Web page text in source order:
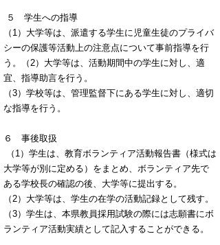
５ 学生への指導
（1）大学等は、派遣する学生に児童生徒のプライバ
シーの保護等活動上の注意点について事前指導を行
う。（2）大学等は、活動期間中の学生に対し、適
宜、指導助言を行う。
（3）学校等は、管理監督下にある学生に対し、適切
な指導を行う。
６ 事後取扱
（1）学生は、教育ボランティア活動報告書（様式は
大学等が別に定める）をまとめ、ボランティア先で
ある学校長の確認の後、大学等に提出する。
（2）大学等は、学生の在学の活動記録として残す。
（3）学生は、本県教員採用試験の際には志願書にボ
ランティア活動実績として記入することができる。